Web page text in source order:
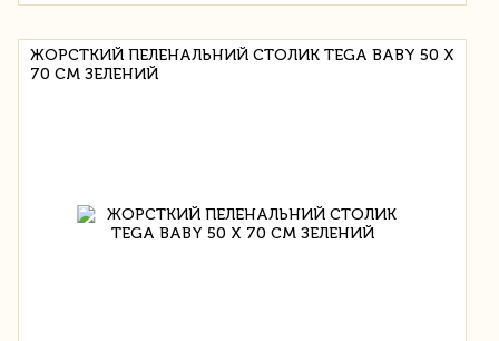
ЖОРСТКИЙ ПЕЛЕНАЛЬНИЙ СТОЛИК TEGA BABY 50 Х
70 СМ ЗЕЛЕНИЙ